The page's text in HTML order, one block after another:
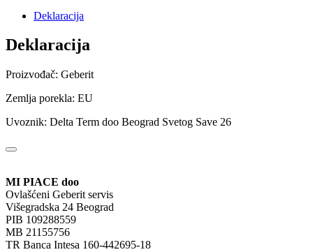
Deklaracija
Deklaracija
Proizvođač: Geberit
Zemlja porekla: EU
Uvoznik: Delta Term doo Beograd Svetog Save 26
MI PIACE doo
Ovlašćeni Geberit servis
Višegradska 24 Beograd
PIB 109288559
MB 21155756
TR Banca Intesa 160-442695-18